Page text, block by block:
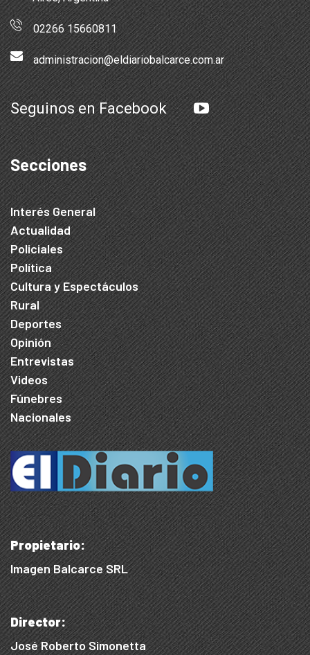
02266 15660811
administracion@eldiariobalcarce.com.ar
Seguinos en Facebook
Secciones
Interés General
Actualidad
Policiales
Política
Cultura y Espectáculos
Rural
Deportes
Opinión
Entrevistas
Videos
Fúnebres
Nacionales
Propietario:
Imagen Balcarce SRL
Director:
José Roberto Simonetta